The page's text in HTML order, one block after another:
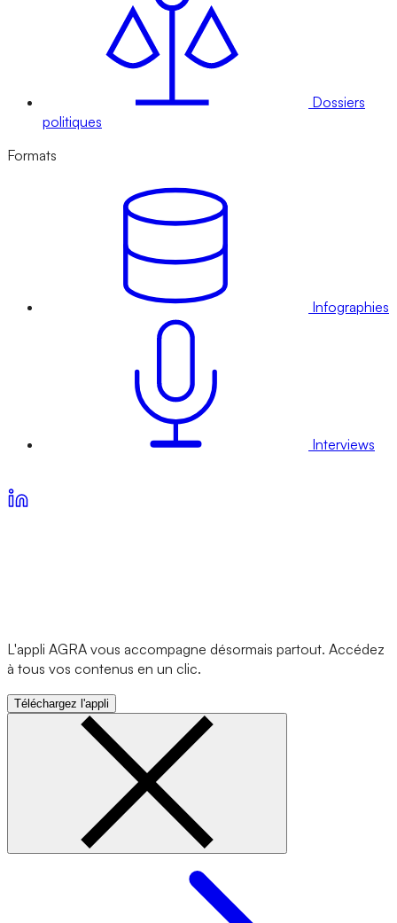
Dossiers
politiques
Formats
Infographies
Interviews
L'appli AGRA vous accompagne désormais partout. Accédez
à tous vos contenus en un clic.
Téléchargez l'appli